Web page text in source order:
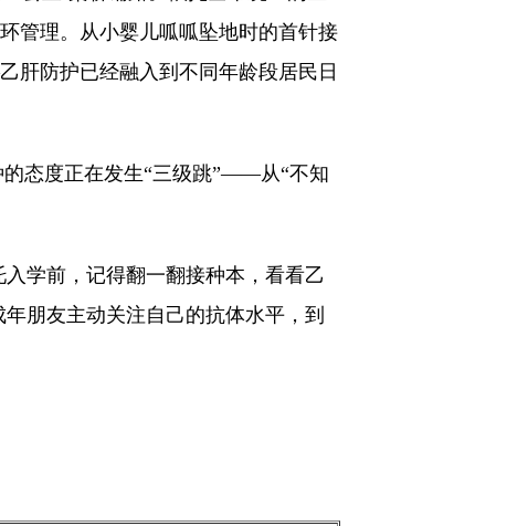
管理。从小婴儿呱呱坠地时的首针接
肝防护已经融入到不同年龄段居民日
的态度正在发生“三级跳”——从“不知
学前，记得翻一翻接种本，看看乙
朋友主动关注自己的抗体水平，到